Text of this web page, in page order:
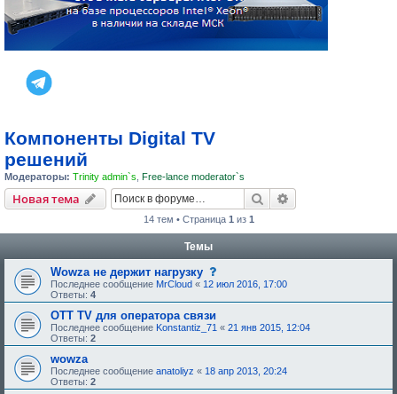
Компоненты Digital TV
решений
Модераторы: Trinity admin`s Free-lance moderator`s
Новая тема Поиск
14 тем • Страница 1 из 1
Темы
Wowza не держит нагрузку
о
о
б
н
и
т
р
Последнее сообщение MrCloud « 12 июл 2016, 17:00
Ответы: 4
OTT TV для оператора связи
Последнее сообщение Konstantiz_71 « 21 янв 2015, 12:04
Ответы: 2
wowza
Последнее сообщение anatoliyz « 18 апр 2013, 20:24
Ответы: 2